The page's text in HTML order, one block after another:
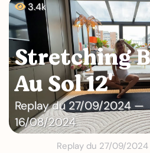
Stretching
Au Sol 12'
Replay du 27/09/2024 —
16/08/2024
3.4k
Replay du 27/09/